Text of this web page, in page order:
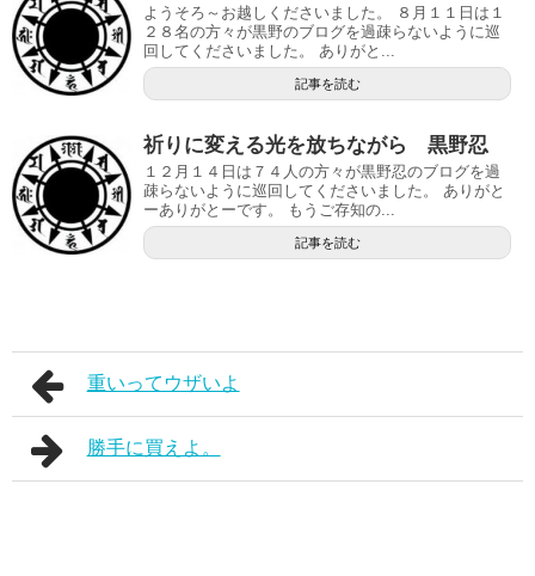
ようそろ～お越しくださいました。 ８月１１日は１
２８名の方々が黒野のブログを過疎らないように巡
回してくださいました。 ありがと...
記事を読む
祈りに変える光を放ちながら 黒野忍
１２月１４日は７４人の方々が黒野忍のブログを過
疎らないように巡回してくださいました。 ありがと
ーありがとーです。 もうご存知の...
記事を読む
重いってウザいよ
勝手に買えよ。